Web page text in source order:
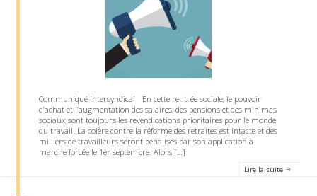
Communiqué intersyndical En cette rentrée sociale, le pouvoir
d’achat et l’augmentation des salaires, des pensions et des minimas
sociaux sont toujours les revendications prioritaires pour le monde
du travail. La colère contre la réforme des retraites est intacte et des
milliers de travailleurs seront pénalisés par son application à
marche forcée le 1er septembre. Alors […]
Lire la suite